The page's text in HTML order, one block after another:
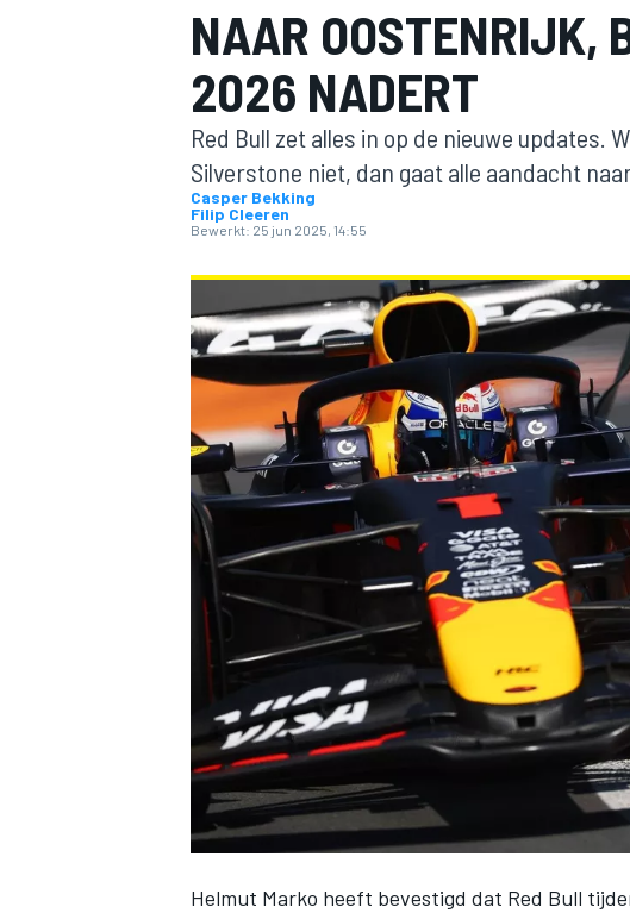
INDYCAR
NAAR OOSTENRIJK,
2026 NADERT
Red Bull zet alles in op de nieuwe updates.
Silverstone niet, dan gaat alle aandacht
Casper Bekking
Filip Cleeren
Bewerkt: 25 jun 2025, 14:55
Helmut Marko heeft bevestigd dat Red Bull